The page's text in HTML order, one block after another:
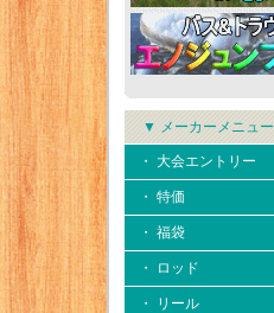
▼ メーカーメニュー
・ 大会エントリー
・ 特価
・ 福袋
・ ロッド
・ リール